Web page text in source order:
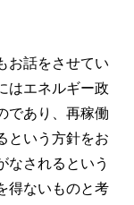
お話をさせてい
はエネルギー政
であり、再稼働
という方針をお
なされるという
得ないものと考